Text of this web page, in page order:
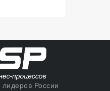
России